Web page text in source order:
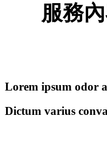
服務
Lorem ipsum odor
Dictum varius